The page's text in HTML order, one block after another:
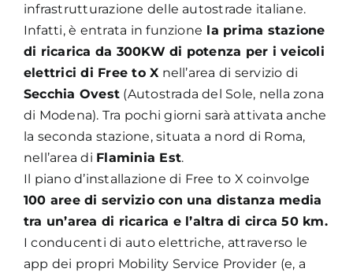
infrastrutturazione delle autostrade italiane.
Infatti, è entrata in funzione la prima stazione
di ricarica da 300KW di potenza per i veicoli
elettrici di Free to X nell’area di servizio di
Secchia Ovest (Autostrada del Sole, nella zona
di Modena). Tra pochi giorni sarà attivata anche
la seconda stazione, situata a nord di Roma,
nell’area di Flaminia Est.
Il piano d’installazione di Free to X coinvolge
100 aree di servizio con una distanza media
tra un’area di ricarica e l’altra di circa 50 km.
I conducenti di auto elettriche, attraverso le
app dei propri Mobility Service Provider (e, a